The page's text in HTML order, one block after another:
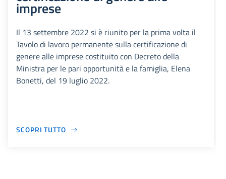
imprese
Il 13 settembre 2022 si è riunito per la prima volta il
Tavolo di lavoro permanente sulla certificazione di
genere alle imprese costituito con Decreto della
Ministra per le pari opportunità e la famiglia, Elena
Bonetti, del 19 luglio 2022.
SCOPRI TUTTO